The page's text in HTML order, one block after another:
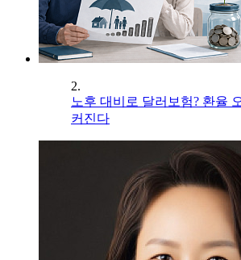
2.
노후 대비로 달러보험? 환율
커진다